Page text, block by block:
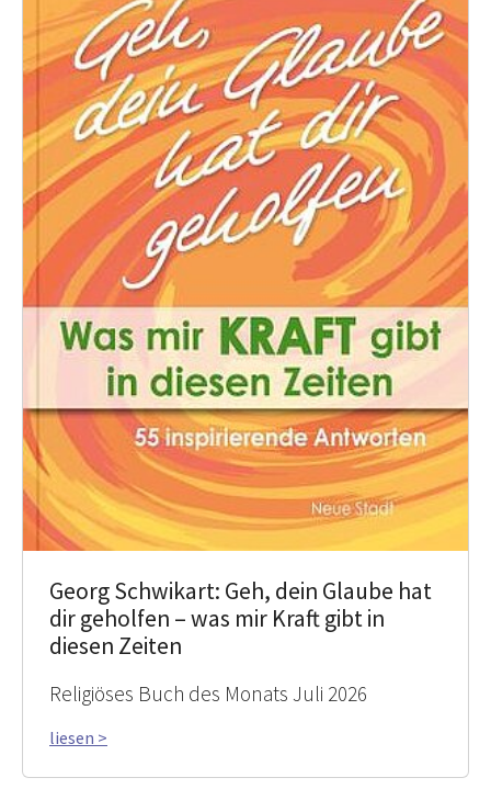
Georg Schwikart: Geh, dein Glaube hat
dir geholfen – was mir Kraft gibt in
diesen Zeiten
Religiöses Buch des Monats Juli 2026
liesen >